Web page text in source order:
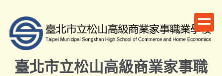
到
主
臺北市立松山高級商業家事職